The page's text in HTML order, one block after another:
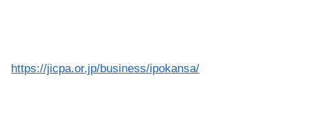
https://jicpa.or.jp/business/ipokansa/